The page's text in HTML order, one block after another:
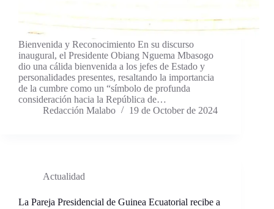
Bienvenida y Reconocimiento En su discurso
inaugural, el Presidente Obiang Nguema Mbasogo
dio una cálida bienvenida a los jefes de Estado y
personalidades presentes, resaltando la importancia
de la cumbre como un “símbolo de profunda
consideración hacia la República de…
Redacción Malabo
19 de October de 2024
Actualidad
La Pareja Presidencial de Guinea Ecuatorial recibe a